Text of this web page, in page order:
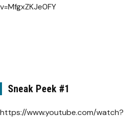
v=MfgxZKJe0FY
Sneak Peek #1
https://www.youtube.com/watch?